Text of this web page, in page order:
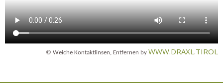
© Weiche Kontaktlinsen, Entfernen by WWW.DRAXL.TIROL